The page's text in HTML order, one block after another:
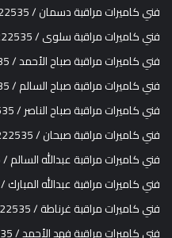
فني كاميرات مراقبة دسمان / 92222535 /
فني كاميرات مراقبة سلوى / 92222535 /
فني كاميرات مراقبة صباح الأحمد / 92222535 /
فني كاميرات مراقبة صباح السالم / 92222535 /
فني كاميرات مراقبة صباح الناصر / 92222535 /
فني كاميرات مراقبة صبحان / 92222535 /
فني كاميرات مراقبة عبدالله السالم / 92222535 /
فني كاميرات مراقبة عبدالله المبارك / 92222535 /
فني كاميرات مراقبة غرناطة / 92222535 /
فني كاميرات مراقبة فهد الأحمد / 92222535 /